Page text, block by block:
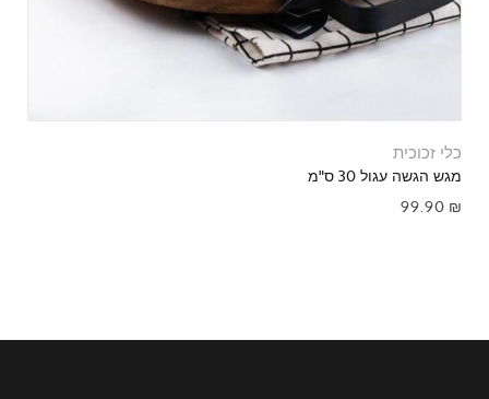
כלי זכוכית
מגש הגשה עגול 30 ס"מ
99.90 ₪